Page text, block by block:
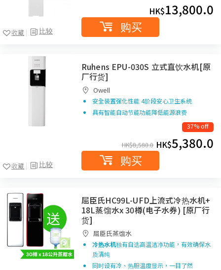
比较
收藏
HK$13,800.0
购买
比较
收藏
Ruhens EPU-030S 立式直饮水机[原
厂行货]
Owell
安全装置强化性能 4阶段安心卫生系统
具有智能自动节能功能降低能源浪费
37% off
HK$8,580.0 HK$5,380.0
购买
屈臣氏HC99L-UFD上流式冷热水机+
18L蒸馏水x 30樽(电子水券) [原厂行
货]
屈臣氏蒸馏水
冷热水机独有自选高温洁净功能，有效确保水
质清纯
同时设有冷、热胆温度显示，一目了然